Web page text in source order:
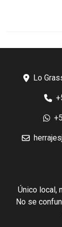
Lo
Único local,
No se